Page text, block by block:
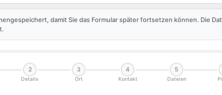
damit Sie das Formular später fortsetzen können. Die
2
Details
3
Ort
4
Kontakt
5
Dateien